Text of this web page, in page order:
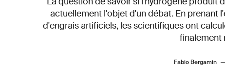
actuellement l'objet d'un débat. En prenant
d'engrais artificiels, les scientifiques ont
finalement
Fabio Bergamin